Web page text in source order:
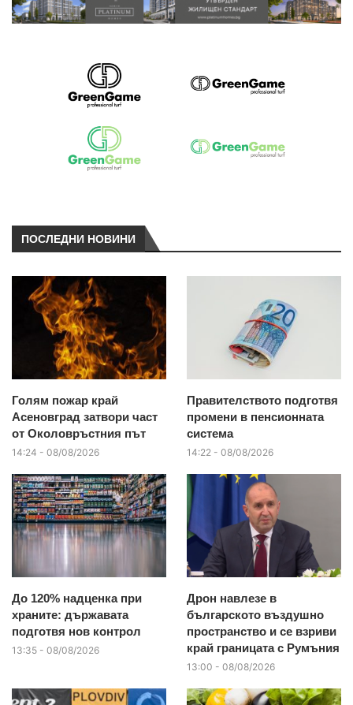
ПОСЛЕДНИ НОВИНИ
Голям пожар край
Асеновград затвори част
от Околовръстния път
14:24 - 08/08/2026
Правителството подготвя
промени в пенсионната
система
14:22 - 08/08/2026
До 120% надценка при
храните: държавата
подготвя нов контрол
13:35 - 08/08/2026
Дрон навлезе в
българското въздушно
пространство и се взриви
край границата с Румъния
13:00 - 08/08/2026